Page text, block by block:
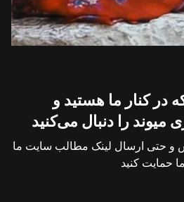
در کنار ما هستید و
را دنبال می‌کنید
و حتی ارسال لینک مطالب سایت ما
حمایت کنید